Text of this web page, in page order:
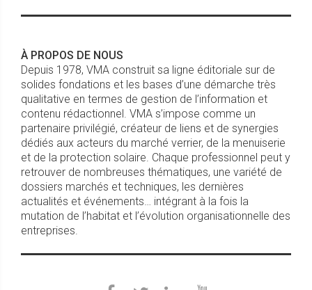
À PROPOS DE NOUS
Depuis 1978, VMA construit sa ligne éditoriale sur de
solides fondations et les bases d’une démarche très
qualitative en termes de gestion de l’information et
contenu rédactionnel. VMA s’impose comme un
partenaire privilégié, créateur de liens et de synergies
dédiés aux acteurs du marché verrier, de la menuiserie
et de la protection solaire. Chaque professionnel peut y
retrouver de nombreuses thématiques, une variété de
dossiers marchés et techniques, les dernières
actualités et événements… intégrant à la fois la
mutation de l’habitat et l’évolution organisationnelle des
entreprises.